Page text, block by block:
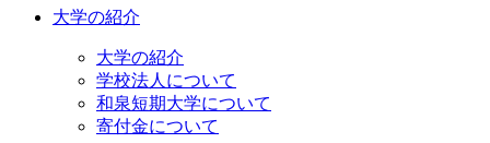
大学の紹介
大学の紹介
学校法人について
和泉短期大学について
寄付金について